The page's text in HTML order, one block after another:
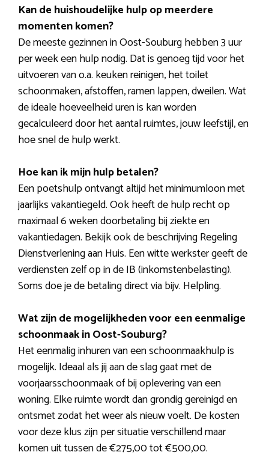
Kan de huishoudelijke hulp op meerdere
momenten komen?
De meeste gezinnen in Oost-Souburg hebben 3 uur
per week een hulp nodig. Dat is genoeg tijd voor het
uitvoeren van o.a. keuken reinigen, het toilet
schoonmaken, afstoffen, ramen lappen, dweilen. Wat
de ideale hoeveelheid uren is kan worden
gecalculeerd door het aantal ruimtes, jouw leefstijl, en
hoe snel de hulp werkt.
Hoe kan ik mijn hulp betalen?
Een poetshulp ontvangt altijd het minimumloon met
jaarlijks vakantiegeld. Ook heeft de hulp recht op
maximaal 6 weken doorbetaling bij ziekte en
vakantiedagen. Bekijk ook de beschrijving Regeling
Dienstverlening aan Huis. Een witte werkster geeft de
verdiensten zelf op in de IB (inkomstenbelasting).
Soms doe je de betaling direct via bijv. Helpling.
Wat zijn de mogelijkheden voor een eenmalige
schoonmaak in Oost-Souburg?
Het eenmalig inhuren van een schoonmaakhulp is
mogelijk. Ideaal als jij aan de slag gaat met de
voorjaarsschoonmaak of bij oplevering van een
woning. Elke ruimte wordt dan grondig gereinigd en
ontsmet zodat het weer als nieuw voelt. De kosten
voor deze klus zijn per situatie verschillend maar
komen uit tussen de €275,00 tot €500,00.